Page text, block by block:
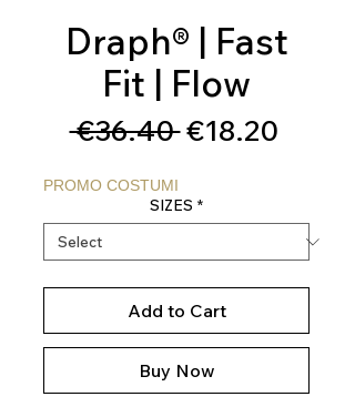
Draph® | Fast
Fit | Flow
€36.40 Regular
€18.20Sale
PROMO COSTUMI
SIZES *
Add to Cart
Buy Now